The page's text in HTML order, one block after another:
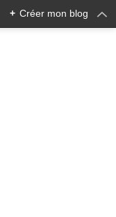
+ Créer mon blog